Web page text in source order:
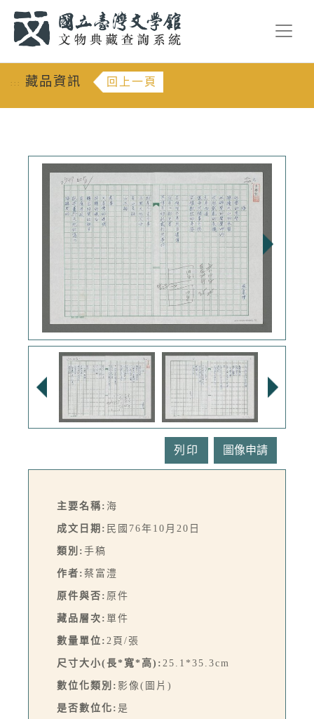
::: 藏品資訊 回上一頁
列印
主要名稱: 海
成文日期: 民國76年10月20日
類別: 手稿
作者: 蔡富澧
原件與否: 原件
藏品層次: 單件
數量單位: 2頁/張
尺寸大小(長*寬*高): 25.1*35.3cm
數位化類別: 影像(圖片)
是否數位化: 是